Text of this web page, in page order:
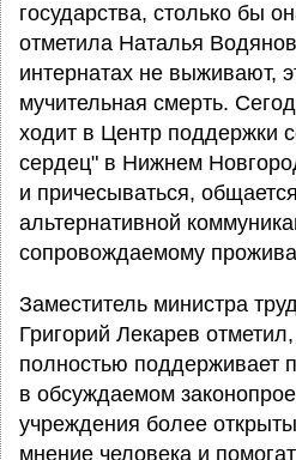
государства, столько бы
отметила Наталья
интернатах не выживают,
мучительная смерть.
ходит в Центр поддержки
сердец" в Нижнем
и причесываться,
альтернативной
сопровождаемому
Заместитель министра
Григорий Лекарев
полностью поддерживает
в обсуждаемом
учреждения более
мнение человека и